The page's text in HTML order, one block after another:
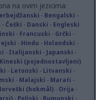
na ovim jezicima:
- Bengalski -
- Češki - Danski - Engleski
- Francuski - Grčki -
- Hindu - Holandski -
- Italijanski - Japanski -
Kineski (pojednostavljeni)
- Letonski - Litvanski -
- Malajski - Marati -
(bokmål)- Orija -
- Poljski - Rumunski -